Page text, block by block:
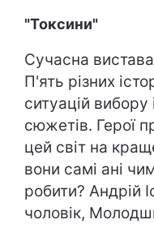
"Токсини"
Сучасна
П'ять різних
ситуацій вибору
сюжетів. Герої
цей світ на
вони самі ані
робити? Андрій
чоловік,